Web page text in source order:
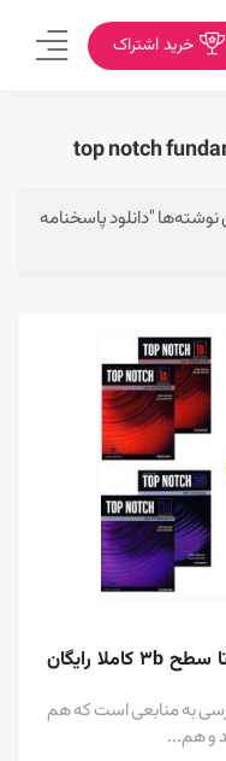
خرید اشتراک
"دانلود پاسخنامه
به منابعی است که هم
و هم...